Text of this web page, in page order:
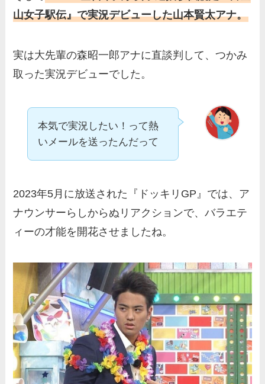
山女子駅伝』で実況デビューした山本賢太アナ。
実は大先輩の森昭一郎アナに直談判して、つかみ
取った実況デビューでした。
本気で実況したい！って熱
いメールを送ったんだって
2023年5月に放送された『ドッキリGP』では、ア
ナウンサーらしからぬリアクションで、バラエテ
ィーの才能を開花させましたね。